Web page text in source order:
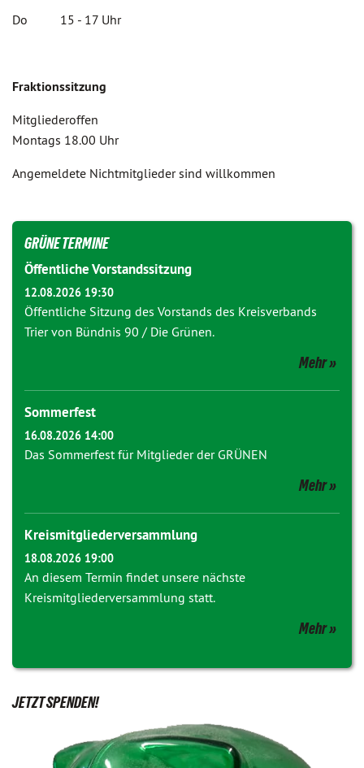
Do 15 - 17 Uhr
Fraktionssitzung
Mitgliederoffen
Montags 18.00 Uhr
Angemeldete Nichtmitglieder sind willkommen
GRÜNE TERMINE
Öffentliche Vorstandssitzung
12.08.2026 19:30
Öffentliche Sitzung des Vorstands des Kreisverbands
Trier von Bündnis 90 / Die Grünen.
Mehr
Sommerfest
16.08.2026 14:00
Das Sommerfest für Mitglieder der GRÜNEN
Mehr
Kreismitgliederversammlung
18.08.2026 19:00
An diesem Termin findet unsere nächste
Kreismitgliederversammlung statt.
Mehr
JETZT SPENDEN!